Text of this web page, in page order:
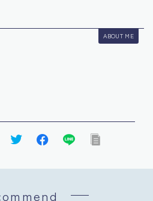
ABOUT ME